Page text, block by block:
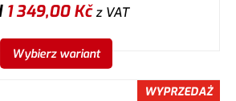
1 349,00Kčz VAT
Wybierz wariant
WYPRZEDAŻ